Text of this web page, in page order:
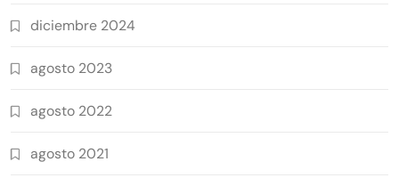
diciembre 2024
agosto 2023
agosto 2022
agosto 2021